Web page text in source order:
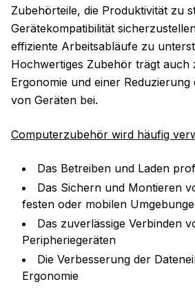
Zubehörteile, die Produktivität zu
Gerätekompatibilität
effiziente Arbeitsabläufe zu
Hochwertiges Zubehör trägt auch
Ergonomie und einer
von Geräten bei.
Computerzubehör wird häufig
Das Betreiben und Laden
Das Sichern und Montieren
festen oder mobilen
Das zuverlässige Verbinden
Peripheriegeräten
Die Verbesserung der
Ergonomie